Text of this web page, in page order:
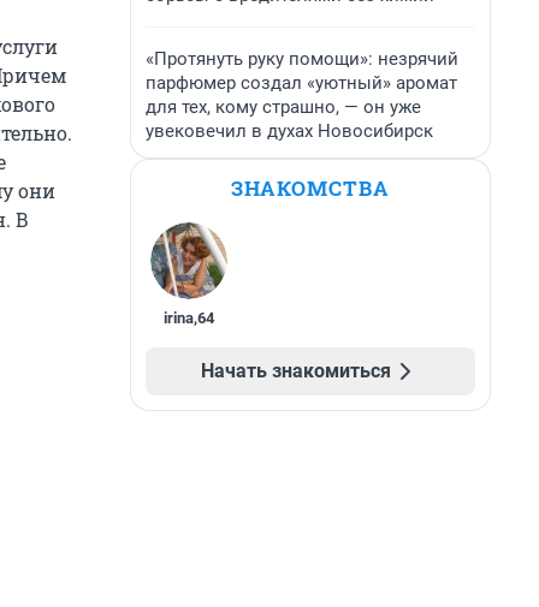
они
В
«Протянуть руку помощи»: незрячий
парфюмер создал «уютный» аромат
для тех, кому страшно, — он уже
увековечил в духах Новосибирск
ЗНАКОМСТВА
irina,64
Начать знакомиться